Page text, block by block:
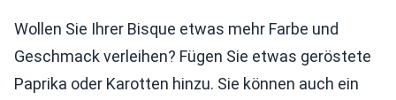
Wollen Sie Ihrer Bisque etwas mehr Farbe und
Geschmack verleihen? Fügen Sie etwas geröstete
Paprika oder Karotten hinzu. Sie können auch ein